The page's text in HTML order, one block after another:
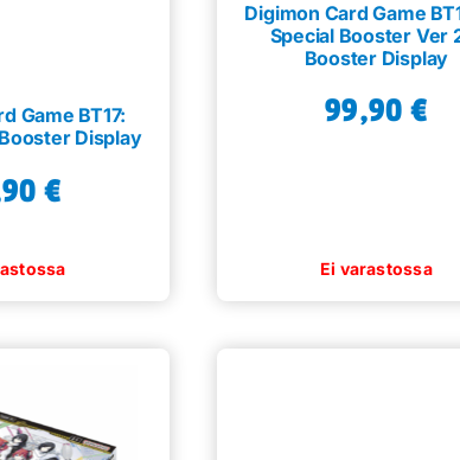
Game BT17:
Display
€
Digimon Card Game
Special Booster Ver
Booster Display
99,90 €